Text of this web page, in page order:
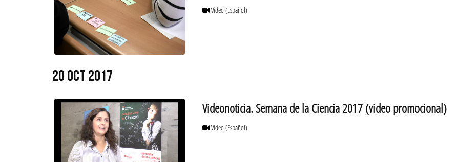
Vídeo(Español)
20 OCT 2017
Videonoticia. Semana de la Ciencia 2017 (video promocional)
Vídeo(Español)